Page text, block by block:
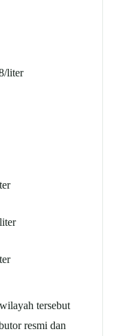
liter
tersebut
resmi dan